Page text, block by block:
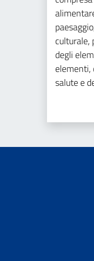
culturale,
degli
elementi,
salute e